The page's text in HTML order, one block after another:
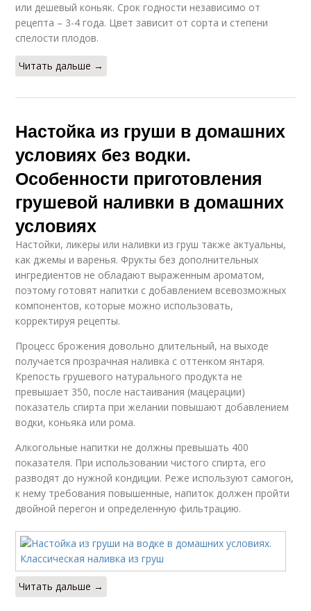
или дешевый коньяк. Срок годности независимо от
рецепта – 3-4 года. Цвет зависит от сорта и степени
спелости плодов.
Читать дальше →
Настойка из груши в домашних
условиях без водки.
Особенности приготовления
грушевой наливки в домашних
условиях
Настойки, ликеры или наливки из груш также актуальны,
как джемы и варенья. Фрукты без дополнительных
ингредиентов не обладают выраженным ароматом,
поэтому готовят напитки с добавлением всевозможных
компонентов, которые можно использовать,
корректируя рецепты.
Процесс брожения довольно длительный, на выходе
получается прозрачная наливка с оттенком янтаря.
Крепость грушевого натурального продукта не
превышает 350, после настаивания (мацерации)
показатель спирта при желании повышают добавлением
водки, коньяка или рома.
Алкогольные напитки не должны превышать 400
показателя. При использовании чистого спирта, его
разводят до нужной кондиции. Реже используют самогон,
к нему требования повышенные, напиток должен пройти
двойной перегон и определенную фильтрацию.
Читать дальше →